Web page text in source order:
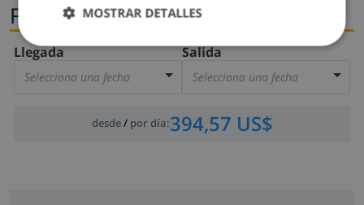
Fechas
Llegada
Selecciona una fecha
Salida
Selecciona una fecha
desde/ por día:394,57 US$
MOSTRAR DETALLES